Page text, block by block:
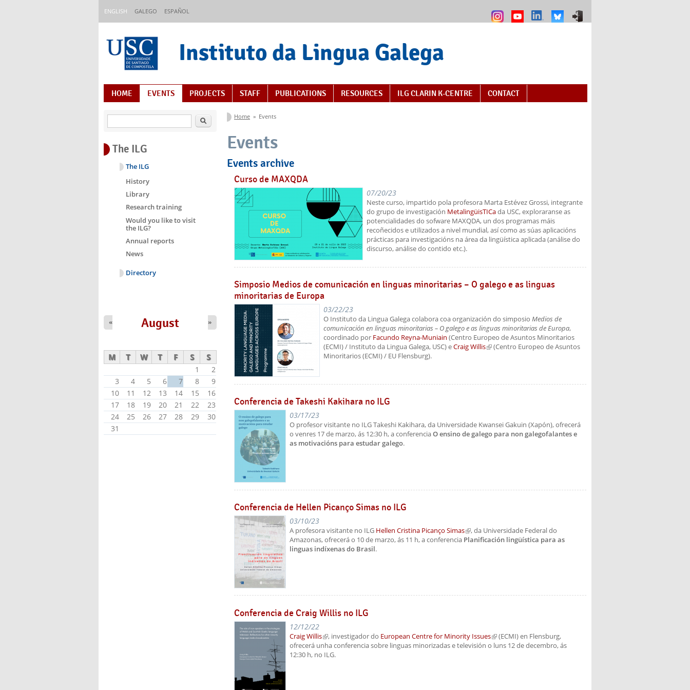
ENGLISH GALEGO ESPAÑOL
Instituto da Lingua Galega
Content Index
HOME EVENTS PROJECTS STAFF PUBLICATIONS RESOURCES ILG CLARIN K-CENTRE CONTACT
You are here
Home » Events
Events
Events archive
Curso de MAXQDA
07/20/23
Neste curso, impartido pola profesora Marta Estévez Grossi, integrante
do grupo de investigación MetalingüisTICada USC, exploraranse as
potencialidades do sofware MAXQDA, un dos programas máis
recoñecidos e utilizados a nivel mundial, así como as súas aplicacións
prácticas para investigacións na área da lingüística aplicada (análise do
discurso, análise do contido etc.).
Simposio Medios de comunicación en linguas minoritarias – O galego e as linguas
minoritarias de Europa
03/22/23
O Instituto da Lingua Galega colabora coa organización do simposio Medios de
comunicación en linguas minoritarias – O galego e as linguas minoritarias de Europa,
coordinado por Facundo Reyna-Muniain (Centro Europeo de Asuntos Minoritarios
(ECMI) / Instituto da Lingua Galega, USC) eCraig Willis(link is external)
(Centro Europeo de Asuntos
Minoritarios (ECMI) / EU Flensburg).
Conferencia de Takeshi Kakihara no ILG
03/17/23
O profesor visitante no ILG Takeshi Kakihara, da Universidade Kwansei Gakuin (Xapón), ofrecerá
o venres 17 de marzo, ás 12:30 h, a conferenciaO ensino de galego para non galegofalantes e
as motivacións para estudar galego.
Conferencia de Hellen Picanço Simas no ILG
03/10/23
A profesora visitante no ILG Hellen Cristina Picanço Simas(link is external)
, da Universidade Federal do
Amazonas, ofrecerá o 10 de marzo, ás 11 h, a conferencia Planificación lingüística para as
linguas indíxenas do Brasil.
Conferencia de Craig Willis no ILG
12/12/22
Craig Willis(link is external)
, investigador do European Centre for Minority Issues(link is external)
(ECMI) en Flensburg,
ofrecerá unha conferencia sobre linguas minorizadas e televisión o luns 12 de decembro, ás
12:30 h, no ILG.
Search
The ILG
The ILG
History
Library
Research training
Would you like to visit
the ILG?
Annual reports
News
Directory
August
« »
M T W T F S S
1
2
3
4 5 6 7 8
9
10
11 12 13 14 15
16
17
18 19 20 21 22
23
24
25 26 27 28 29
30
31